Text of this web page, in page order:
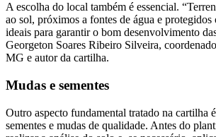
A escolha do local também é essencial.
ao sol, próximos a fontes de água e protegidos
ideais para garantir o bom desenvolvimento
Georgeton Soares Ribeiro Silveira,
MG e autor da cartilha.
Mudas e sementes
Outro aspecto fundamental tratado na cartilha
sementes e mudas de qualidade. Antes do